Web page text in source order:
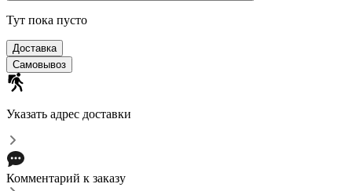
Тут пока пусто
Доставка
Самовывоз
Указать адрес доставки
Комментарий к заказу